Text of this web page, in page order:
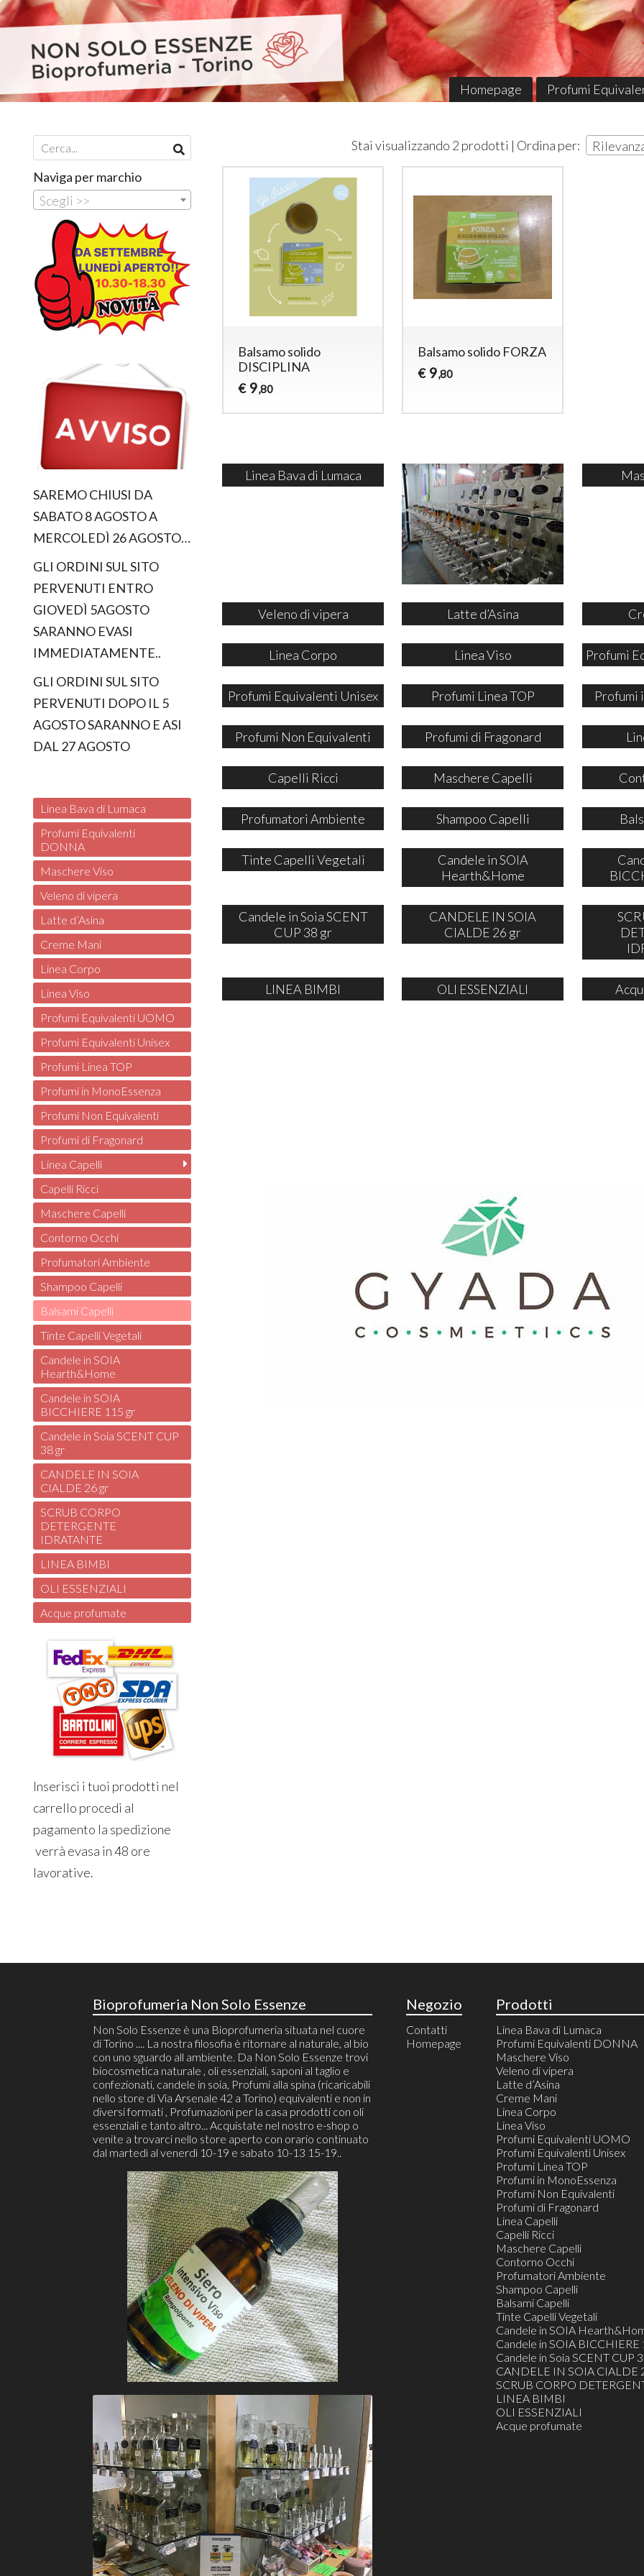
Homepage Profumi
Stai visualizzando 2 prodotti | Ordina per:
Balsamo solido
DISCIPLINA
€ 9,80
Balsamo solido FORZA
€ 9,80
Linea Bava di Lumaca
Veleno di vipera Latte d’Asina
Linea Corpo Linea Viso Profumi
Profumi Equivalenti Unisex Profumi Linea TOP Profumi
Profumi Non Equivalenti Profumi di Fragonard
Capelli Ricci Maschere Capelli
Profumatori Ambiente Shampoo Capelli
Tinte Capelli Vegetali
Candele in SOIA
Hearth&Home
Candele in Soia SCENT
CUP 38 gr
CANDELE IN SOIA
CIALDE 26 gr
LINEA BIMBI OLI ESSENZIALI
Naviga per marchio
Scegli >>
SAREMO CHIUSI DA
SABATO 8 AGOSTO A
MERCOLEDÌ 26 AGOSTO…
GLI ORDINI SUL SITO
PERVENUTI ENTRO
GIOVEDÌ 5AGOSTO
SARANNO EVASI
IMMEDIATAMENTE..
GLI ORDINI SUL SITO
PERVENUTI DOPO IL 5
AGOSTO SARANNO E ASI
DAL 27 AGOSTO
Linea Bava di Lumaca
Profumi Equivalenti
DONNA
Maschere Viso
Veleno di vipera
Latte d’Asina
Creme Mani
Linea Corpo
Linea Viso
Profumi Equivalenti UOMO
Profumi Equivalenti Unisex
Profumi Linea TOP
Profumi in MonoEssenza
Profumi Non Equivalenti
Profumi di Fragonard
Linea Capelli
Capelli Ricci
Maschere Capelli
Contorno Occhi
Profumatori Ambiente
Shampoo Capelli
Balsami Capelli
Tinte Capelli Vegetali
Candele in SOIA
Hearth&Home
Candele in SOIA
BICCHIERE 115 gr
Candele in Soia SCENT CUP
38 gr
CANDELE IN SOIA
CIALDE 26 gr
SCRUB CORPO
DETERGENTE
IDRATANTE
LINEA BIMBI
OLI ESSENZIALI
Acque profumate
Inserisci i tuoi prodotti nel
carrello procedi al
pagamento la spedizione
verrà evasa in 48 ore
lavorative.
Bioprofumeria Non Solo Essenze
Non Solo Essenze è una Bioprofumeria situata nel cuore
di Torino .... La nostra filosofia è ritornare al naturale, al bio
con uno sguardo all ambiente. Da Non Solo Essenze trovi
biocosmetica naturale , oli essenziali, saponi al taglio e
confezionati, candele in soia, Profumi alla spina (ricaricabili
nello store di Via Arsenale 42 a Torino) equivalenti e non in
diversi formati , Profumazioni per la casa prodotti con oli
essenziali e tanto altro... Acquistate nel nostro e-shop o
venite a trovarci nello store aperto con orario continuato
dal martedì al venerdì 10-19 e sabato 10-13 15-19..
Negozio
Contatti
Homepage
Prodotti
Linea Bava di Lumaca
Profumi Equivalenti DONNA
Maschere Viso
Veleno di vipera
Latte d’Asina
Creme Mani
Linea Corpo
Linea Viso
Profumi Equivalenti UOMO
Profumi Equivalenti Unisex
Profumi Linea TOP
Profumi in MonoEssenza
Profumi Non Equivalenti
Profumi di Fragonard
Linea Capelli
Capelli Ricci
Maschere Capelli
Contorno Occhi
Profumatori Ambiente
Shampoo Capelli
Balsami Capelli
Tinte Capelli Vegetali
Candele in SOIA
Candele in SOIA BICCHIERE
Candele in Soia SCENT CUP
CANDELE IN SOIA CIALDE
SCRUB CORPO
LINEA BIMBI
OLI ESSENZIALI
Acque profumate